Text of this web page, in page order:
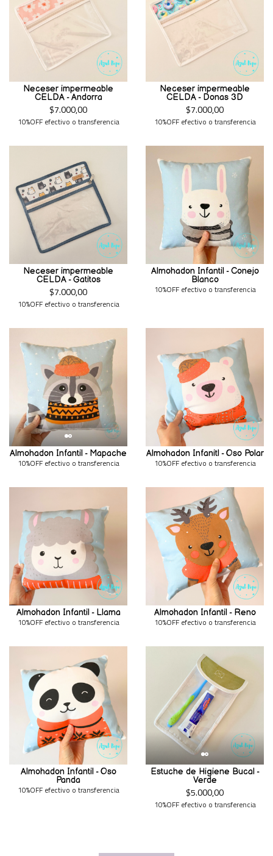
Neceser impermeable
CELDA - Andorra
$7.000,00
10%OFF efectivo o transferencia
Neceser impermeable
CELDA - Donas 3D
$7.000,00
10%OFF efectivo o transferencia
Neceser impermeable
CELDA - Gatitos
$7.000,00
10%OFF efectivo o transferencia
Almohadon Infantil - Conejo
Blanco
10%OFF efectivo o transferencia
Almohadon Infantil - Mapache
10%OFF efectivo o transferencia
Almohadon Infanitl - Oso Polar
10%OFF efectivo o transferencia
Almohadon Infantil - Llama
10%OFF efectivo o transferencia
Almohadon Infantil - Reno
10%OFF efectivo o transferencia
Almohadon Infantil - Oso
Panda
10%OFF efectivo o transferencia
Estuche de Higiene Bucal -
Verde
$5.000,00
10%OFF efectivo o transferencia